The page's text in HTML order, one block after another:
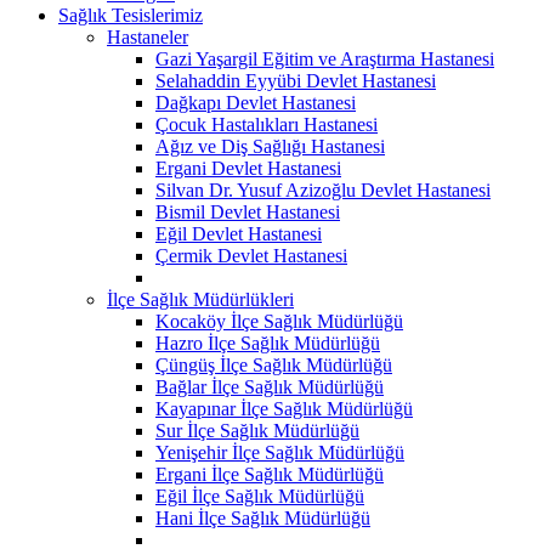
Sağlık Tesislerimiz
Hastaneler
Gazi Yaşargil Eğitim ve Araştırma Hastanesi
Selahaddin Eyyübi Devlet Hastanesi
Dağkapı Devlet Hastanesi
Çocuk Hastalıkları Hastanesi
Ağız ve Diş Sağlığı Hastanesi
Ergani Devlet Hastanesi
Silvan Dr. Yusuf Azizoğlu Devlet Hastanesi
Bismil Devlet Hastanesi
Eğil Devlet Hastanesi
Çermik Devlet Hastanesi
İlçe Sağlık Müdürlükleri
Kocaköy İlçe Sağlık Müdürlüğü
Hazro İlçe Sağlık Müdürlüğü
Çüngüş İlçe Sağlık Müdürlüğü
Bağlar İlçe Sağlık Müdürlüğü
Kayapınar İlçe Sağlık Müdürlüğü
Sur İlçe Sağlık Müdürlüğü
Yenişehir İlçe Sağlık Müdürlüğü
Ergani İlçe Sağlık Müdürlüğü
Eğil İlçe Sağlık Müdürlüğü
Hani İlçe Sağlık Müdürlüğü